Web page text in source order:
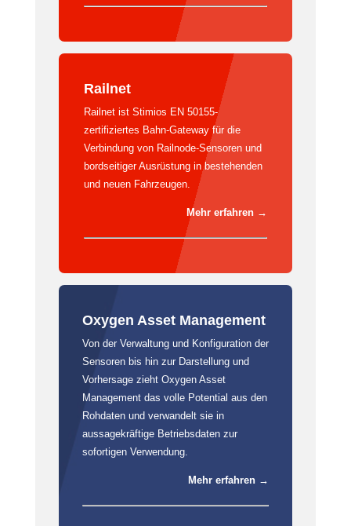
Railnet
Railnet ist Stimios EN 50155-
zertifiziertes Bahn-Gateway für die
Verbindung von Railnode-Sensoren und
bordseitiger Ausrüstung in bestehenden
und neuen Fahrzeugen.
Mehr erfahren →
Oxygen Asset Management
Von der Verwaltung und Konfiguration der
Sensoren bis hin zur Darstellung und
Vorhersage zieht Oxygen Asset
Management das volle Potential aus den
Rohdaten und verwandelt sie in
aussagekräftige Betriebsdaten zur
sofortigen Verwendung.
Mehr erfahren →